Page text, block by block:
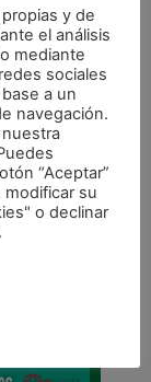
y de
el análisis
mediante
sociales
a un
navegación.
“Aceptar”
su
o declinar